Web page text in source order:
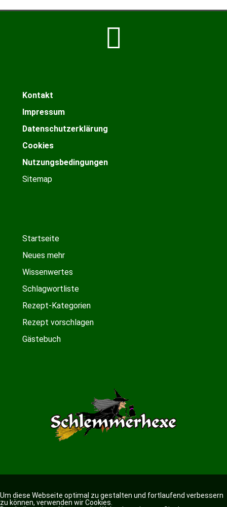
Kontakt
Impressum
Datenschutzerklärung
Cookies
Nutzungsbedingungen
Sitemap
Startseite
Neues mehr
Wissenwertes
Schlagwortliste
Rezept-Kategorien
Rezept vorschlagen
Gästebuch
Um diese Webseite optimal zu gestalten und fortlaufend verbessern
zu können, verwenden wir Cookies.